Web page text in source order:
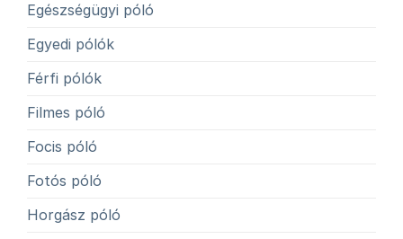
Egészségügyi póló
Egyedi pólók
Férfi pólók
Filmes póló
Focis póló
Fotós póló
Horgász póló